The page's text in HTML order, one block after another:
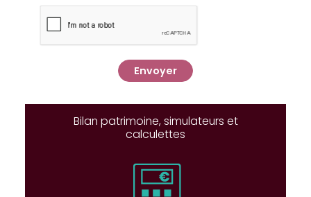
Envoyer
Bilan patrimoine, simulateurs et
calculettes